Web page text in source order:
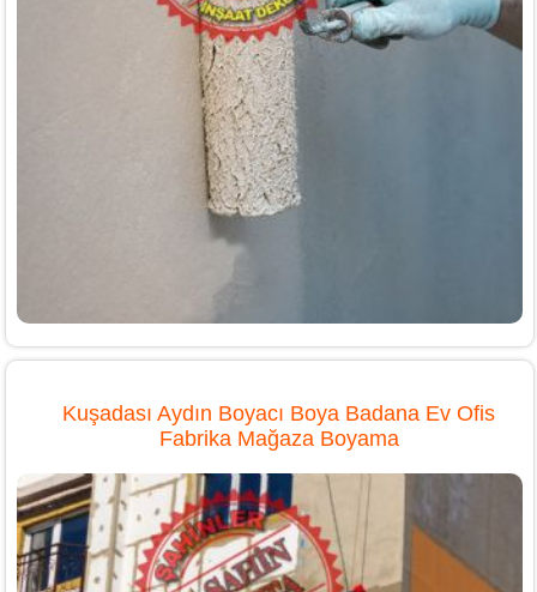
Kuşadası Aydın Boyacı Boya Badana Ev Ofis
Fabrika Mağaza Boyama